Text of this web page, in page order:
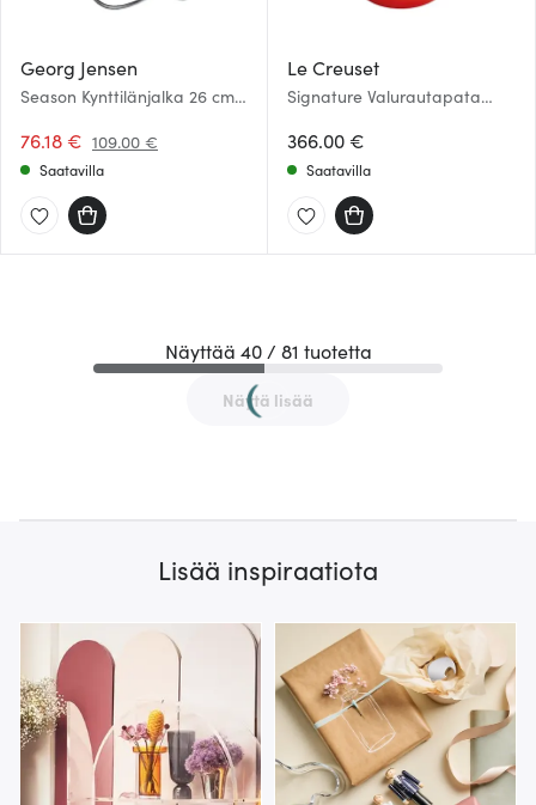
Georg Jensen
Season Kynttilänjalka 26 cm
76.18 € 109.00 €
Saatavilla
Le Creuset
Signature Valurautapata
366.00 €
Saatavilla
Näyttää 40 / 81 tuotetta
Näytä lisää
Lisää inspiraatiota